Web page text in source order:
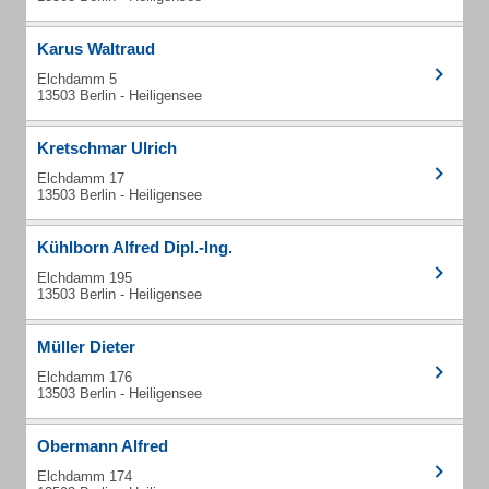
Karus Waltraud
Elchdamm 5
13503 Berlin - Heiligensee
Kretschmar Ulrich
Elchdamm 17
13503 Berlin - Heiligensee
Kühlborn Alfred Dipl.-Ing.
Elchdamm 195
13503 Berlin - Heiligensee
Müller Dieter
Elchdamm 176
13503 Berlin - Heiligensee
Obermann Alfred
Elchdamm 174